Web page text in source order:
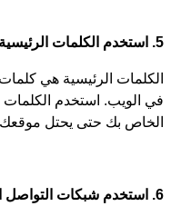
5. استخدم الكلمات الرئيسية ذات الصلة:
الكلمات الرئيسية هي
في الويب. استخدم الكلمات
الخاص بك حتى يحتل موقعك
6. استخدم شبكات التواصل الاجتماعي للترويج لموقعك: